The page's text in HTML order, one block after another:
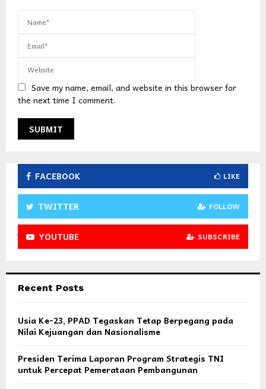
Save my name, email, and website in this browser for
the next time I comment.
FACEBOOK LIKE
TWITTER FOLLOW
YOUTUBE SUBSCRIBE
Recent Posts
Usia Ke-23, PPAD Tegaskan Tetap Berpegang pada
Nilai Kejuangan dan Nasionalisme
Presiden Terima Laporan Program Strategis TNI
untuk Percepat Pemerataan Pembangunan